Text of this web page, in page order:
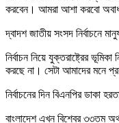
করবেন। আমরা আশা করবো অবাধ,
দ্বাদশ জাতীয় সংসদ নির্বাচনে
নির্বাচন নিয়ে যুক্তরাষ্ট্রের
করছে না। সেটা আমাদের মনে
নির্বাচনের দিন বিএনপির ডাকা
বাংলাদেশ এখন বিশ্বের ৩৩তম